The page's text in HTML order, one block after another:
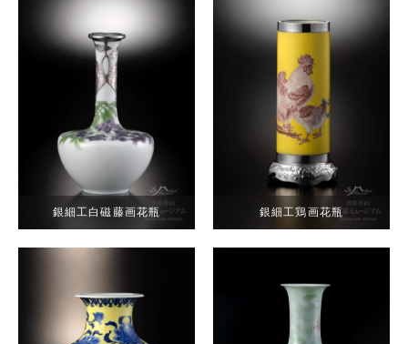
銀細工白磁藤画花瓶 銀細工鶏画花瓶